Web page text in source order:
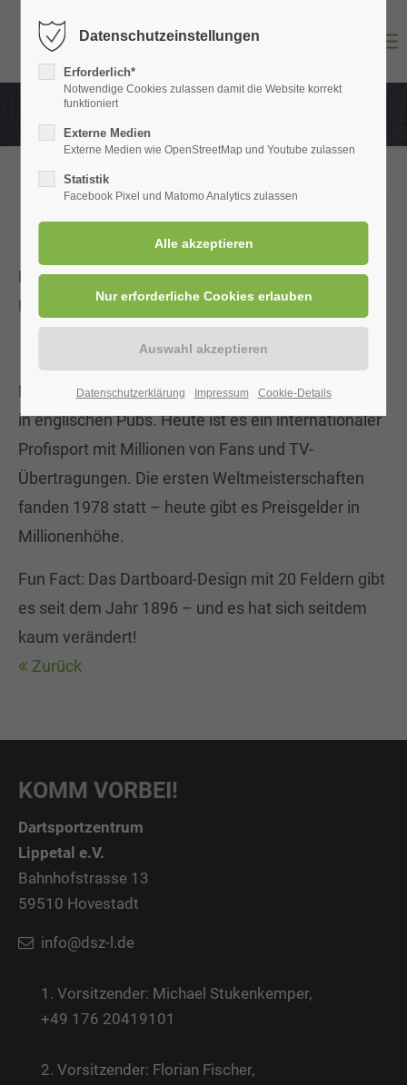
Login
Benutzername
Passwort
Register|Lost your password?
Support
24h/ 365days
We offer support for our customers
Mon - Fri 8:00am - 5:00pm (GMT +1)
Get in touch
San Francisco, CA 94102
Have any questions?
+44 1234 567 890
Drop us a line
info@yourdomain.com
About us
Lorem ipsum dolor sit amet, consectetuer
adipiscing elit.
massa. Cum sociis natoque penatibus et
News of the Week – KW 36: Die Geschichte des
Darts – Vom Kneipenspiel zum Profisport
Darts begann vor über 100 Jahren als Zeitvertreib
in englischen Pubs. Heute ist es ein internationaler
Profisport mit Millionen von Fans und TV-
Übertragungen. Die ersten Weltmeisterschaften
fanden 1978 statt – heute gibt es Preisgelder in
Millionenhöhe.
Fun Fact: Das Dartboard-Design mit 20 Feldern gibt
es seit dem Jahr 1896 – und es hat sich seitdem
kaum verändert!
Zurück
KOMM VORBEI!
Dartsportzentrum
Lippetal e.V.
Bahnhofstrasse 13
59510 Hovestadt
info@dsz-l.de
1. Vorsitzender: Michael Stukenkemper,
+49 176 20419101
2. Vorsitzender: Florian Fischer,
Datenschutzeinstellungen
Erforderlich*
Notwendige Cookies zulassen damit die Website korrekt
funktioniert
Externe Medien
Externe Medien wie OpenStreetMap und Youtube zulassen
Statistik
Facebook Pixel und Matomo Analytics zulassen
Datenschutzerklärung Impressum Cookie-Details